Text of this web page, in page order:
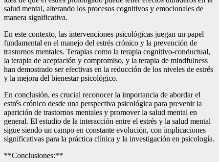
salud mental, alterando los procesos cognitivos y emocionales de
manera significativa.
En este contexto, las intervenciones psicológicas juegan un papel
fundamental en el manejo del estrés crónico y la prevención de
trastornos mentales. Terapias como la terapia cognitivo-conductual,
la terapia de aceptación y compromiso, y la terapia de mindfulness
han demostrado ser efectivas en la reducción de los niveles de estrés
y la mejora del bienestar psicológico.
En conclusión, es crucial reconocer la importancia de abordar el
estrés crónico desde una perspectiva psicológica para prevenir la
aparición de trastornos mentales y promover la salud mental en
general. El estudio de la interacción entre el estrés y la salud mental
sigue siendo un campo en constante evolución, con implicaciones
significativas para la práctica clínica y la investigación en psicología.
**Conclusiones:**